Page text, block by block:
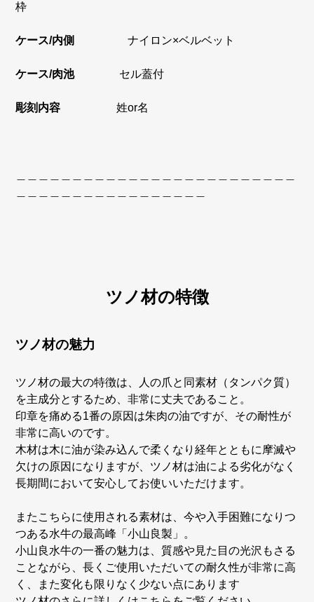
枠
ケース/内側 ナイロン×ベルベット
ケース/肉池セル蓋付
彫刻内容 姓or名
ツノ材の特徴
ツノ材の魅力
ツノ材の最大の特徴は、人の爪と同素材（タンパク質）
を主成分とするため、非常に丈夫であること。
印章を痛める1番の原因は朱肉の油ですが、その耐性が
非常に高いのです。
木材は木に油が染み込んで柔くなり経年とともに摩滅や
欠けの原因になりますが、ツノ材は油による劣化がなく
長期間において安心してお使いいただけます。
またこちらに使用される素材は、今や入手困難になりつ
つある水牛の最高峰「小山良製」。
小山良水牛の一番の魅力は、質感や見た目の光沢もさる
ことながら、長くご使用いただいての耐久性が非常に高
く、また変化も限りなく少ない点にあります